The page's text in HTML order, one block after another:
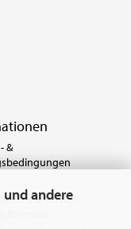
und andere
&
& Muster-